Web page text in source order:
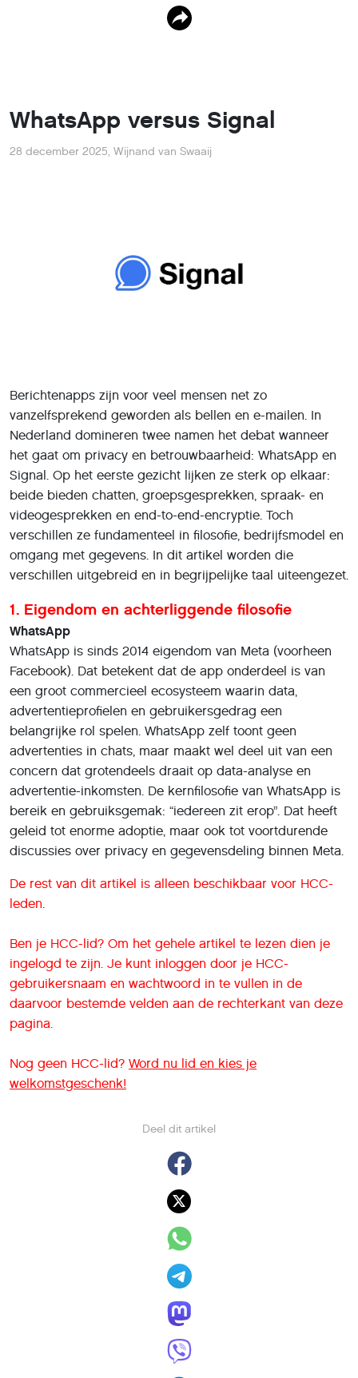
WhatsApp versus Signal
Deel dit artikel
28 december 2025, Wijnand van Swaaij
Berichtenapps zijn voor veel mensen net zo
vanzelfsprekend geworden als bellen en e-mailen. In
Nederland domineren twee namen het debat wanneer
het gaat om privacy en betrouwbaarheid: WhatsApp en
Signal. Op het eerste gezicht lijken ze sterk op elkaar:
beide bieden chatten, groepsgesprekken, spraak- en
videogesprekken en end-to-end-encryptie. Toch
verschillen ze fundamenteel in filosofie, bedrijfsmodel en
omgang met gegevens. In dit artikel worden die
verschillen uitgebreid en in begrijpelijke taal uiteengezet.
1. Eigendom en achterliggende filosofie
WhatsApp
WhatsApp is sinds 2014 eigendom van Meta (voorheen
Facebook). Dat betekent dat de app onderdeel is van
een groot commercieel ecosysteem waarin data,
advertentieprofielen en gebruikersgedrag een
belangrijke rol spelen. WhatsApp zelf toont geen
advertenties in chats, maar maakt wel deel uit van een
concern dat grotendeels draait op data-analyse en
advertentie-inkomsten. De kernfilosofie van WhatsApp is
bereik en gebruiksgemak: “iedereen zit erop”. Dat heeft
geleid tot enorme adoptie, maar ook tot voortdurende
discussies over privacy en gegevensdeling binnen Meta.
De rest van dit artikel is alleen beschikbaar voor HCC-
leden.
Ben je HCC-lid? Om het gehele artikel te lezen dien je
ingelogd te zijn. Je kunt inloggen door je HCC-
gebruikersnaam en wachtwoord in te vullen in de
daarvoor bestemde velden aan de rechterkant van deze
pagina.
Nog geen HCC-lid? Word nu lid en kies je
welkomstgeschenk!